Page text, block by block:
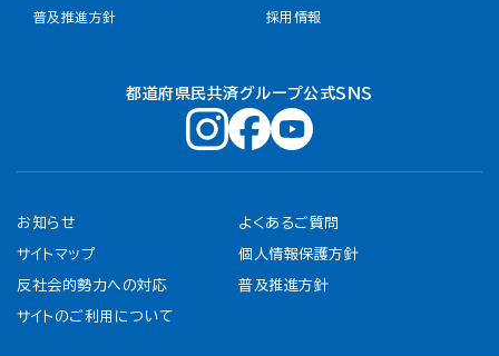
普及推進方針 採用情報
都道府県民共済グループ公式ＳＮＳ
お知らせ よくあるご質問
サイトマップ 個人情報保護方針
反社会的勢力への対応 普及推進方針
サイトのご利用について